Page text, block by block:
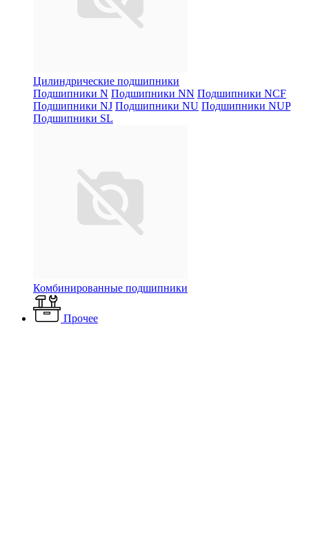
Цилиндрические подшипники
Подшипники N Подшипники NN Подшипники NCF
Подшипники NJ Подшипники NU Подшипники NUP
Подшипники SL
Комбинированные подшипники
Прочее